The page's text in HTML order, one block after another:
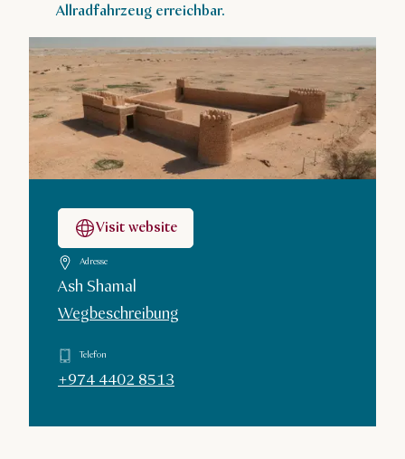
Allradfahrzeug erreichbar.
Visit website
Adresse
Ash Shamal
Wegbeschreibung
Telefon
+974 4402 8513